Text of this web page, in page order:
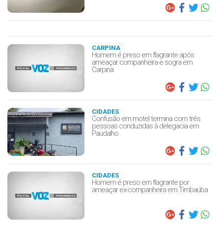
CARPINA
Homem é preso em flagrante após
ameaçar companheira e sogra em
Carpina
CIDADES
Confusão em motel termina com três
pessoas conduzidas à delegacia em
Paudalho
CIDADES
Homem é preso em flagrante por
ameaçar ex-companheira em Timbaúba